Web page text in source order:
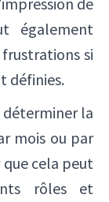
également
si
définies.
la
mois ou par
cela peut
rôles et